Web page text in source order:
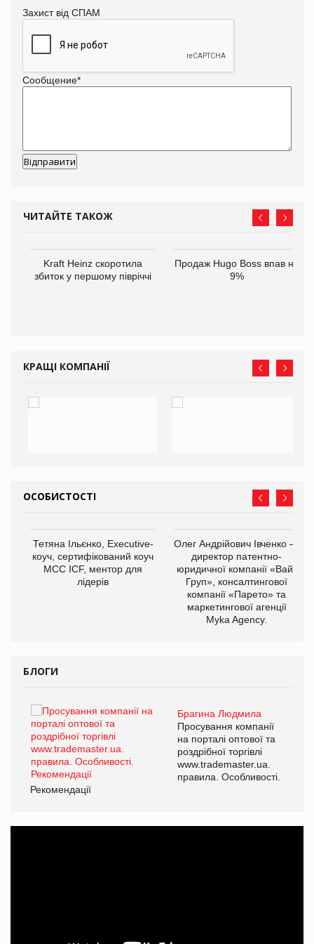
Захист від СПАМ
Сообщение*
ЧИТАЙТЕ ТАКОЖ
Kraft Heinz скоротила
збиток у першому півріччі
Продаж Hugo Boss впав на
9%
КРАЩІ КОМПАНІЇ
ОСОБИСТОСТІ
Тетяна Ільєнко, Executive-
коуч, сертифікований коуч
МСС ICF, ментор для
лідерів
Олег Андрійович Івченко —
директор патентно-
юридичної компанії «Вайз
Груп», консалтингової
компанії «Парето» та
маркетингової агенції
Myka Agency.
БЛОГИ
Брагина Людмила
Просування компанії
на порталі оптової та
роздрібної торгівлі
www.trademaster.ua.
правила. Особливості.
Рекомендації